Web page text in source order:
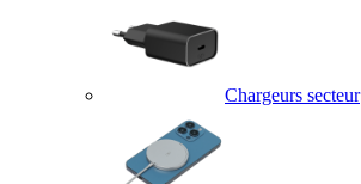
Chargeurs secteur